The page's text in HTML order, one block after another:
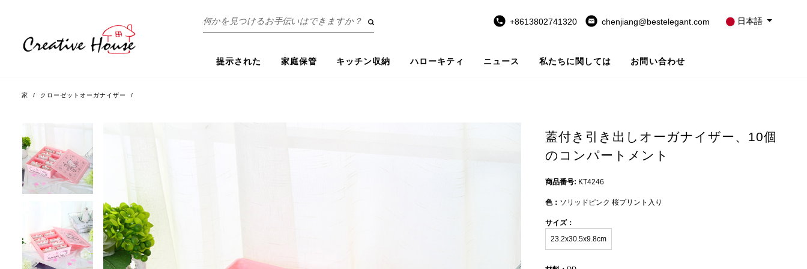
探
す
+8613802741320 chenjiang@bestelegant.com 日本語
提示された 家庭保管 キッチン収納 ハローキティ ニュース 私たちに関しては お問い合わせ
家 / クローゼットオーガナイザー /
蓋付き引き出しオーガナイザー、10個
のコンパートメント
商品番号: KT4246
色： ソリッドピンク 桜プリント入り
サイズ：
23.2x30.5x9.8cm